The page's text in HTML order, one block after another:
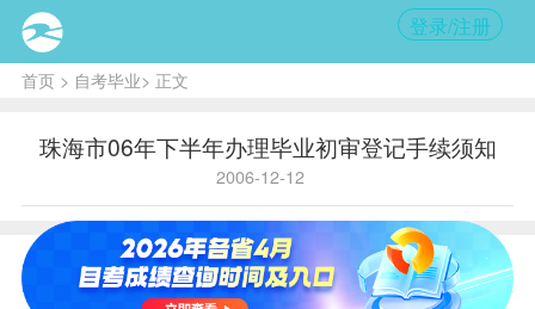
登录/注册
首页> 自考毕业> 正文
珠海市06年下半年办理毕业初审登记手续须知
2006-12-12